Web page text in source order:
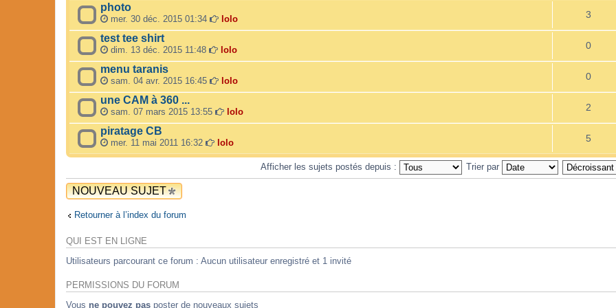
photo
mer. 30 déc. 2015 01:34 lolo 3
test tee shirt
dim. 13 déc. 2015 11:48 lolo 0
menu taranis
sam. 04 avr. 2015 16:45 lolo 0
une CAM à 360 ...
sam. 07 mars 2015 13:55 lolo 2
piratage CB
mer. 11 mai 2011 16:32 lolo 5
Afficher les sujets postés depuis : Trier par
NOUVEAU SUJET
Retourner à l’index du forum
QUI EST EN LIGNE
Utilisateurs parcourant ce forum : Aucun utilisateur enregistré et 1 invité
PERMISSIONS DU FORUM
Vous ne pouvez pas poster de nouveaux sujets